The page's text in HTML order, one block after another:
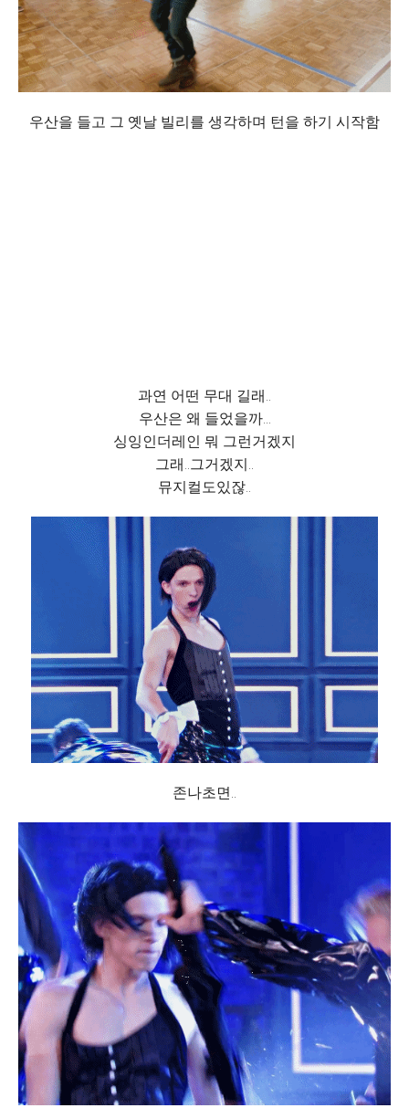
우산을 들고 그 옛날 빌리를 생각하며 턴을 하기 시작함
과연 어떤 무대 길래..
우산은 왜 들었을까...
싱잉인더레인 뭐 그런거겠지
그래..그거겠지..
뮤지컬도있잖..
존나초면..